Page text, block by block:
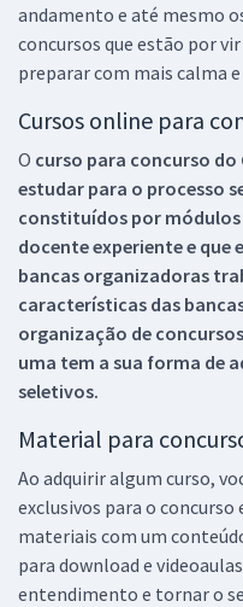
andamento e até mesmo
concursos que estão por
preparar com mais calma
Cursos online para
O curso para concurso do
estudar para o processo
constituídos por
docente experiente e que
bancas organizadoras
características das
organização de
uma tem a sua forma de
seletivos.
Material para
Ao adquirir algum curso,
exclusivos para o concurso
materiais com um
para download e
entendimento e tornar o